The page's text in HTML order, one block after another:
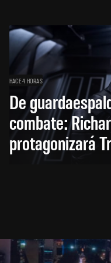
HACE 4 HORAS
De
combate:
protagonizará